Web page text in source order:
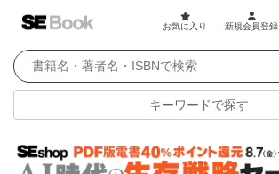
お気に入り 新規会員登録
キーワードで探す